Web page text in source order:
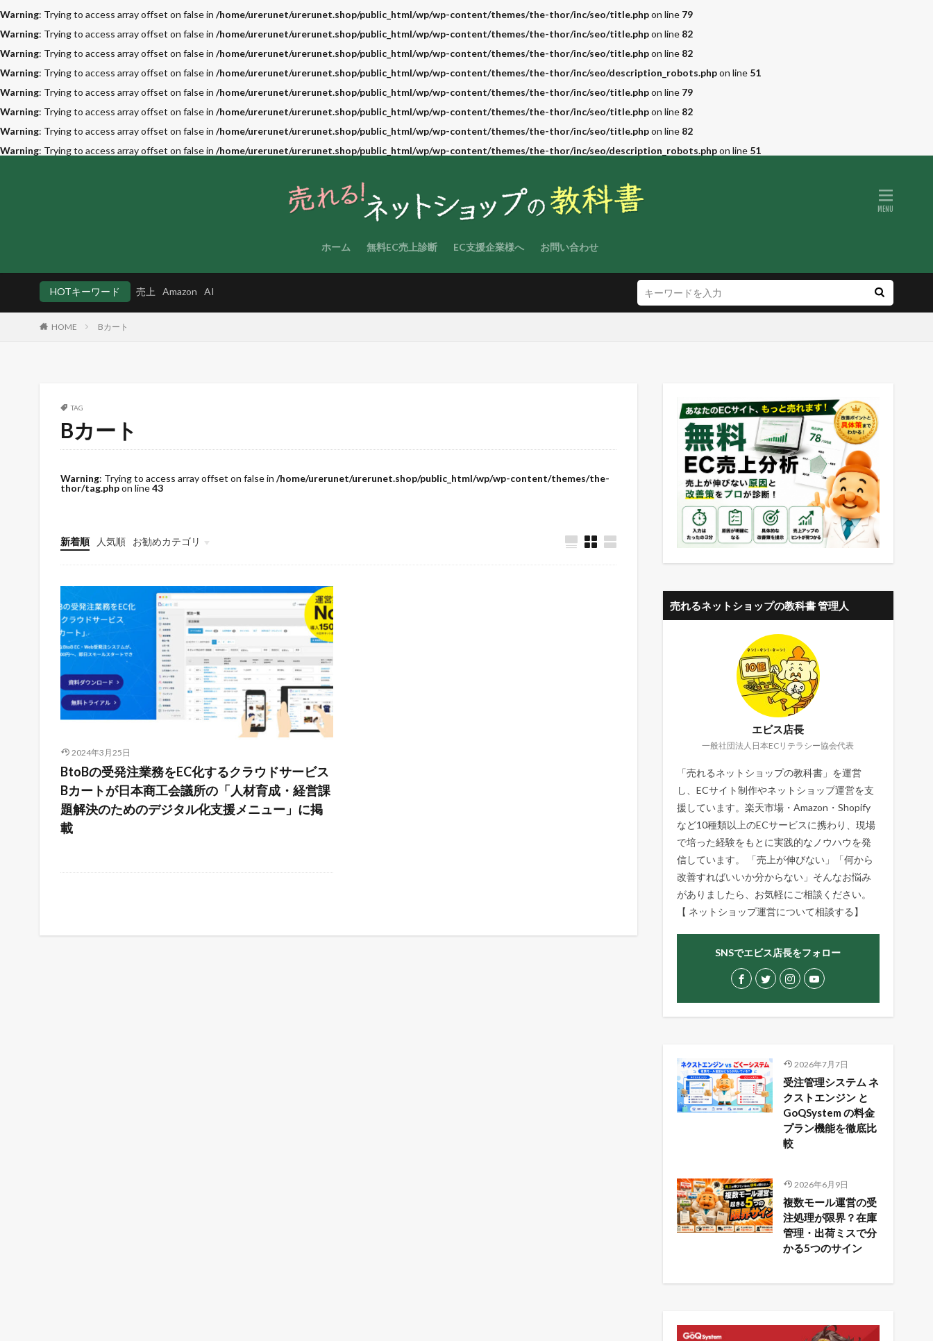
Warning: Trying to access array offset on false in /home/urerunet/urerunet.shop/public_html/wp/wp-content/themes/the-thor/inc/seo/title.phpon line 79
Warning: Trying to access array offset on false in /home/urerunet/urerunet.shop/public_html/wp/wp-content/themes/the-thor/inc/seo/title.phpon line 82
Warning: Trying to access array offset on false in /home/urerunet/urerunet.shop/public_html/wp/wp-content/themes/the-thor/inc/seo/title.phpon line 82
Warning: Trying to access array offset on false in /home/urerunet/urerunet.shop/public_html/wp/wp-content/themes/the-thor/inc/seo/description_robots.phpon line 51
Warning: Trying to access array offset on false in /home/urerunet/urerunet.shop/public_html/wp/wp-content/themes/the-thor/inc/seo/title.phpon line 79
Warning: Trying to access array offset on false in /home/urerunet/urerunet.shop/public_html/wp/wp-content/themes/the-thor/inc/seo/title.phpon line 82
Warning: Trying to access array offset on false in /home/urerunet/urerunet.shop/public_html/wp/wp-content/themes/the-thor/inc/seo/title.phpon line 82
Warning: Trying to access array offset on false in /home/urerunet/urerunet.shop/public_html/wp/wp-content/themes/the-thor/inc/seo/description_robots.phpon line 51
ホーム 無料EC売上診断 EC支援企業様へ お問い合わせ
HOTキーワード 売上 Amazon AI
HOME Bカート
TAG
Bカート
Warning: Trying to access array offset on false in /home/urerunet/urerunet.shop/public_html/wp/wp-content/themes/the-
thor/tag.phpon line43
新着順 人気順
お勧めカテゴリ
未分類
2024年3月25日
BtoBの受発注業務をEC化するクラウドサービス
Bカートが日本商工会議所の「人材育成・経営課
題解決のためのデジタル化支援メニュー」に掲
載
売れるネットショップの教科書 管理人
エビス店長
一般社団法人日本ECリテラシー協会代表
「売れるネットショップの教科書」を運営
し、ECサイト制作やネットショップ運営を支
援しています。楽天市場・Amazon・Shopify
など10種類以上のECサービスに携わり、現場
で培った経験をもとに実践的なノウハウを発
信しています。 「売上が伸びない」「何から
改善すればいいか分からない」そんなお悩み
がありましたら、お気軽にご相談ください。
【 ネットショップ運営について相談する 】
SNSでエビス店長をフォロー
2026年7月7日
受注管理システム ネ
クストエンジン と
GoQSystem の料金
プラン機能を徹底比
較
2026年6月9日
複数モール運営の受
注処理が限界？在庫
管理・出荷ミスで分
かる5つのサイン